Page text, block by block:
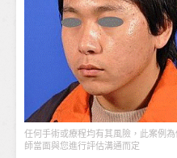
任何手術或療程均有其風險，此案例
師當面與您進行評估溝通而定